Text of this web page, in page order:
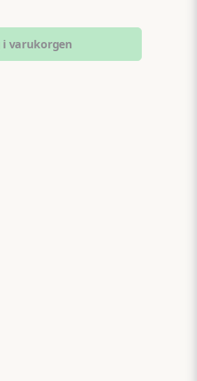
i varukorgen